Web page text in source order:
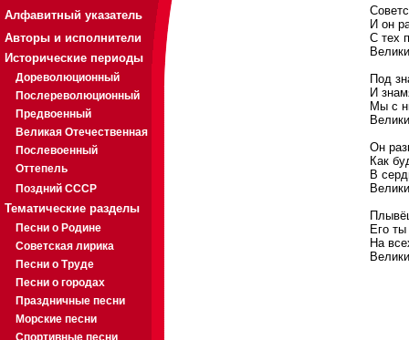
Алфавитный указатель
Авторы и исполнители
Исторические периоды
Дореволюционный
Послереволюционный
Предвоенный
Великая Отечественная
Послевоенный
Оттепель
Поздний СССР
Тематические разделы
Песни о Родине
Советская лирика
Песни о Труде
Песни о городах
Праздничные песни
Морские песни
Спортивные песни
И он
С тех
Под
И
Мы с
Он
Как
В
Его
На